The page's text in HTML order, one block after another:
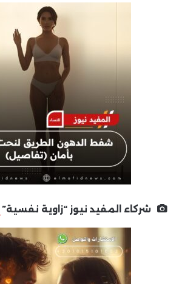
شركاء المفيد نيوز “زاوية نفسية”